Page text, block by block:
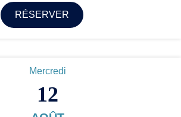
RÉSERVER
Mercredi
12